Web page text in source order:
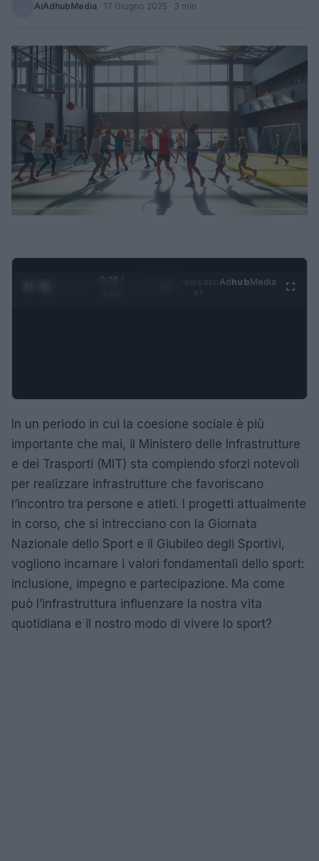
AiAdhubMedia · 17 Giugno 2025 · 3 min
0:29 /
AdhubMedia
In un periodo in cui la coesione sociale è più
importante che mai, il Ministero delle Infrastrutture
e dei Trasporti (MIT) sta compiendo sforzi notevoli
per realizzare infrastrutture che favoriscano
l’incontro tra persone e atleti. I progetti attualmente
in corso, che si intrecciano con la Giornata
Nazionale dello Sport e il Giubileo degli Sportivi,
vogliono incarnare i valori fondamentali dello sport:
inclusione, impegno e partecipazione. Ma come
può l’infrastruttura influenzare la nostra vita
quotidiana e il nostro modo di vivere lo sport?